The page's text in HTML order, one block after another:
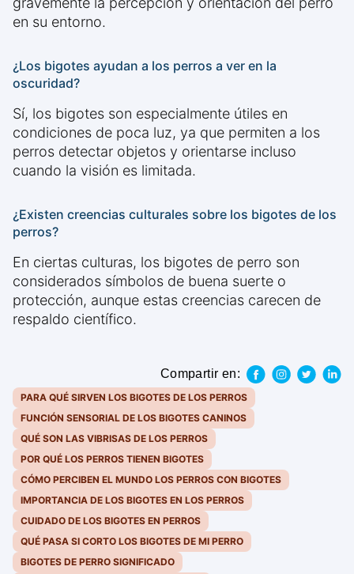
en su entorno.
¿Los bigotes ayudan a los perros a ver en la
oscuridad?
Sí, los bigotes son especialmente útiles en
condiciones de poca luz, ya que permiten a los
perros detectar objetos y orientarse incluso
cuando la visión es limitada.
¿Existen creencias culturales sobre los bigotes de los
perros?
En ciertas culturas, los bigotes de perro son
considerados símbolos de buena suerte o
protección, aunque estas creencias carecen de
respaldo científico.
Compartir en:
PARA QUÉ SIRVEN LOS BIGOTES DE LOS PERROS
FUNCIÓN SENSORIAL DE LOS BIGOTES CANINOS
QUÉ SON LAS VIBRISAS DE LOS PERROS
POR QUÉ LOS PERROS TIENEN BIGOTES
CÓMO PERCIBEN EL MUNDO LOS PERROS CON BIGOTES
IMPORTANCIA DE LOS BIGOTES EN LOS PERROS
CUIDADO DE LOS BIGOTES EN PERROS
QUÉ PASA SI CORTO LOS BIGOTES DE MI PERRO
BIGOTES DE PERRO SIGNIFICADO